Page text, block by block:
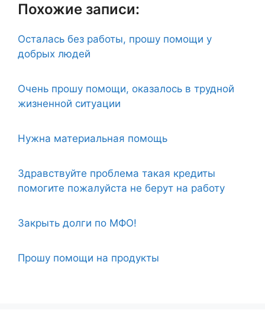
Похожие записи:
Осталась без работы, прошу помощи у
добрых людей
Очень прошу помощи, оказалось в трудной
жизненной ситуации
Нужна материальная помощь
Здравствуйте проблема такая кредиты
помогите пожалуйста не берут на работу
Закрыть долги по МФО!
Прошу помощи на продукты